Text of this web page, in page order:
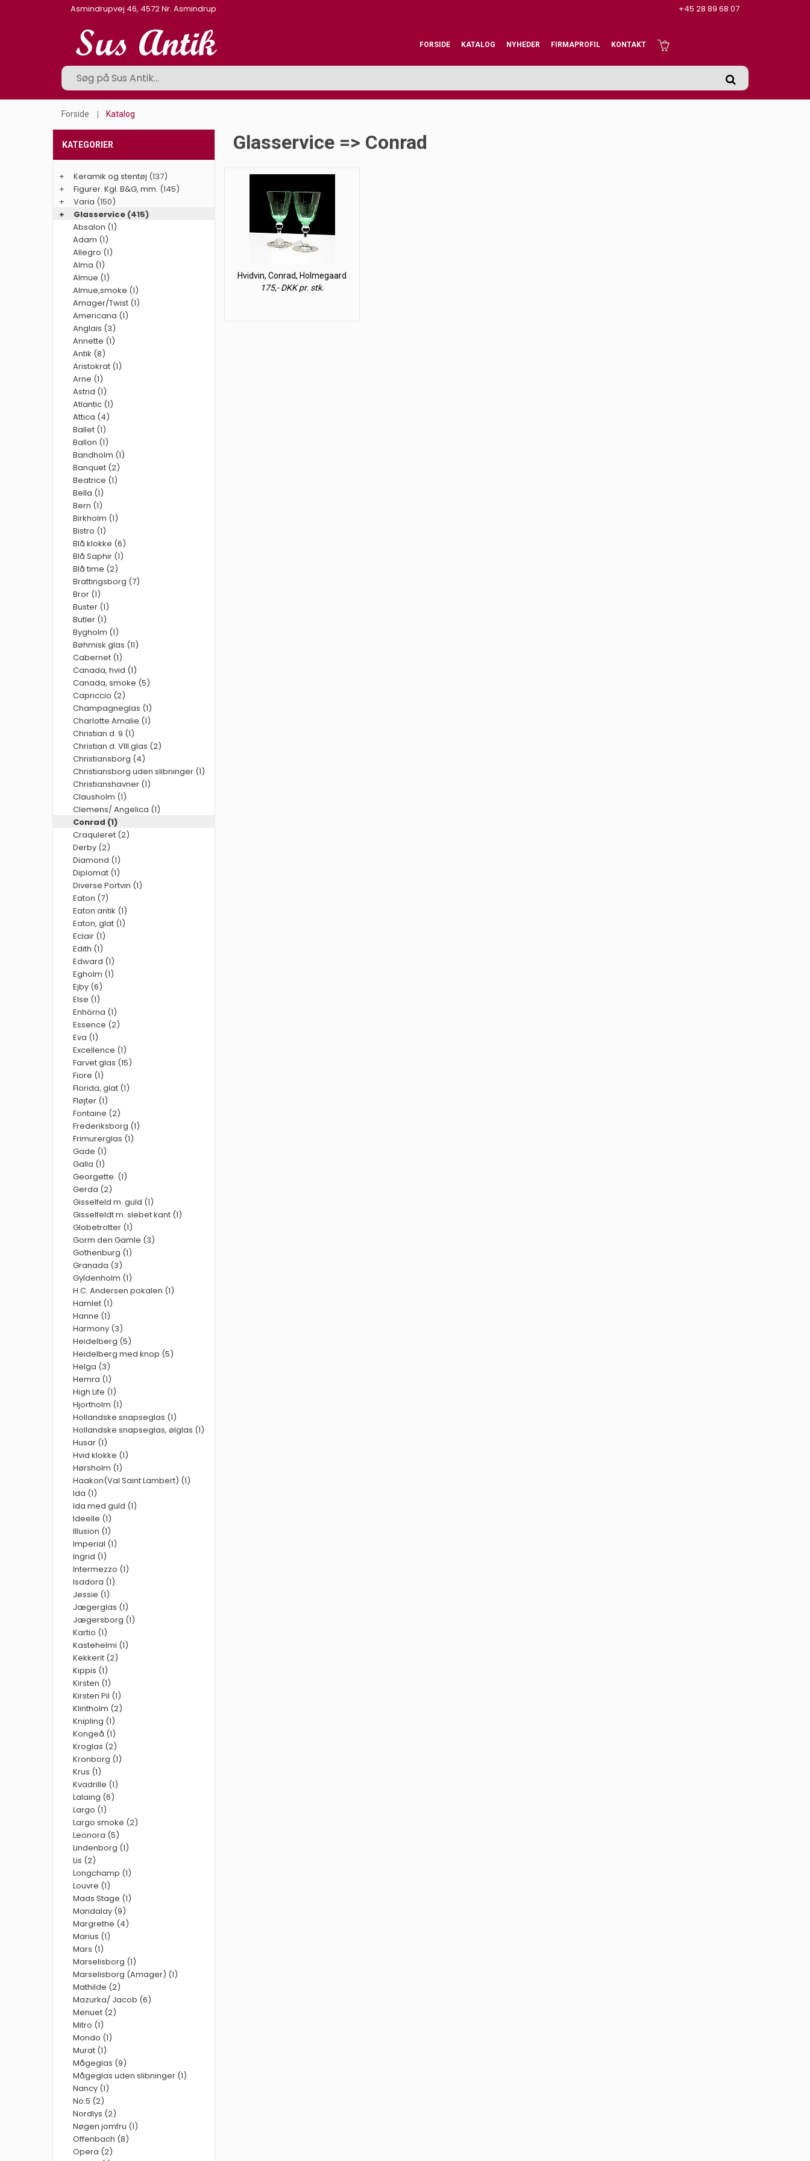
Asmindrupvej 46, 4572 Nr. Asmindrup +45 28 89 68 07
FORSIDE KATALOG NYHEDER FIRMAPROFIL KONTAKT
Forside Katalog
Glasservice => Conrad
Hvidvin, Conrad, Holmegaard
175,- DKK pr. stk.
KATEGORIER
+ Keramik og stentøj (137)
+
Figurer. Kgl. B&G, mm. (145)
+
Varia (150)
+
Glasservice (415)
Absalon (1)
Adam (1)
Allegro (1)
Alma (1)
Almue (1)
Almue,smoke (1)
Amager/Twist (1)
Americana (1)
Anglais (3)
Annette (1)
Antik (8)
Aristokrat (1)
Arne (1)
Astrid (1)
Atlantic (1)
Attica (4)
Ballet (1)
Ballon (1)
Bandholm (1)
Banquet (2)
Beatrice (1)
Bella (1)
Bern (1)
Birkholm (1)
Bistro (1)
Blå klokke (6)
Blå Saphir (1)
Blå time (2)
Brattingsborg (7)
Bror (1)
Buster (1)
Butler (1)
Bygholm (1)
Bøhmisk glas (11)
Cabernet (1)
Canada, hvid (1)
Canada, smoke (5)
Capriccio (2)
Champagneglas (1)
Charlotte Amalie (1)
Christian d. 9 (1)
Christian d. VIII glas (2)
Christiansborg (4)
Christiansborg uden slibninger (1)
Christianshavner (1)
Clausholm (1)
Clemens/ Angelica (1)
Conrad (1)
Craquleret (2)
Derby (2)
Diamond (1)
Diplomat (1)
Diverse Portvin (1)
Eaton (7)
Eaton antik (1)
Eaton, glat (1)
Eclair (1)
Edith (1)
Edward (1)
Egholm (1)
Ejby (6)
Else (1)
Enhörna (1)
Essence (2)
Eva (1)
Excellence (1)
Farvet glas (15)
Fiore (1)
Florida, glat (1)
Fløjter (1)
Fontaine (2)
Frederiksborg (1)
Frimurerglas (1)
Gade (1)
Galla (1)
Georgette. (1)
Gerda (2)
Gisselfeld m. guld (1)
Gisselfeldt m. slebet kant (1)
Globetrotter (1)
Gorm den Gamle (3)
Gothenburg (1)
Granada (3)
Gyldenholm (1)
H.C. Andersen pokalen (1)
Hamlet (1)
Hanne (1)
Harmony (3)
Heidelberg (5)
Heidelberg med knop (5)
Helga (3)
Hemra (1)
High Life (1)
Hjortholm (1)
Hollandske snapseglas (1)
Hollandske snapseglas, ølglas (1)
Husar (1)
Hvid klokke (1)
Hørsholm (1)
Haakon(Val Saint Lambert) (1)
Ida (1)
Ida med guld (1)
Ideelle (1)
Illusion (1)
Imperial (1)
Ingrid (1)
Intermezzo (1)
Isadora (1)
Jessie (1)
Jægerglas (1)
Jægersborg (1)
Kartio (1)
Kastehelmi (1)
Kekkerit (2)
Kippis (1)
Kirsten (1)
Kirsten Pil (1)
Klintholm (2)
Knipling (1)
Kongeå (1)
Kroglas (2)
Kronborg (1)
Krus (1)
Kvadrille (1)
Lalaing (6)
Largo (1)
Largo smoke (2)
Leonora (5)
Lindenborg (1)
Lis (2)
Longchamp (1)
Louvre (1)
Mads Stage (1)
Mandalay (9)
Margrethe (4)
Marius (1)
Mars (1)
Marselisborg (1)
Marselisborg (Amager) (1)
Mathilde (2)
Mazurka/ Jacob (6)
Menuet (2)
Mitro (1)
Mondo (1)
Murat (1)
Mågeglas (9)
Mågeglas uden slibninger (1)
Nancy (1)
No.5 (2)
Nordlys (2)
Nøgen jomfru (1)
Offenbach (8)
Opera (2)